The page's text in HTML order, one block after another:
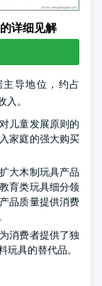
详细见解
导地位，约占
。
儿童发展原则的
家庭的强大购买
大木制玩具产品
育类玩具细分领
品质量提供消费
消费者提供了独
具的替代品。